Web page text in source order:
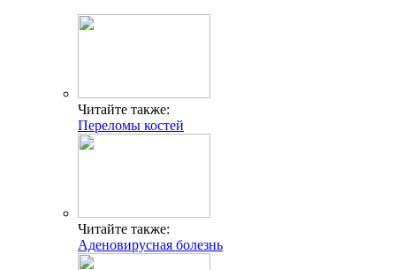
Читайте также:
Переломы костей
Читайте также:
Аденовирусная болезнь